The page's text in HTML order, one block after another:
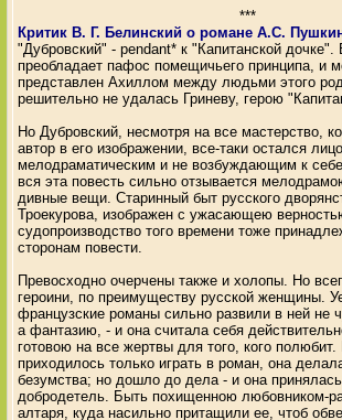
***
Критик В. Г. Белинский о романе А.С.
"Дубровский" - pendant* к "Капитанской дочке".
преобладает пафос помещичьего принципа, и
представлен Ахиллом между людьми этого
решительно не удалась Гриневу, герою
Но Дубровский, несмотря на все мастерство,
автор в его изображении, все-таки остался
мелодраматическим и не возбуждающим к
вся эта повесть сильно отзывается
дивные вещи. Старинный быт русского
Троекурова, изображен с ужасающею
судопроизводство того времени тоже
сторонам повести.
Превосходно очерчены также и холопы. Но
героини, по преимуществу русской женщины.
французские романы сильно развили в ней не
а фантазию, - и она считала себя
готовою на все жертвы для того, кого
приходилось только играть в роман, она
безумства; но дошло до дела - и она
добродетель. Быть похищенною любовником-
алтаря, куда насильно притащили ее, чтоб